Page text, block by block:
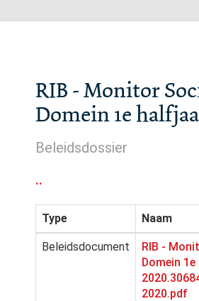
RIB - Monitor
Domein 1e
Beleidsdossier
..
Type Naam
Beleidsdocument
RIB -
Domein
2020.pdf